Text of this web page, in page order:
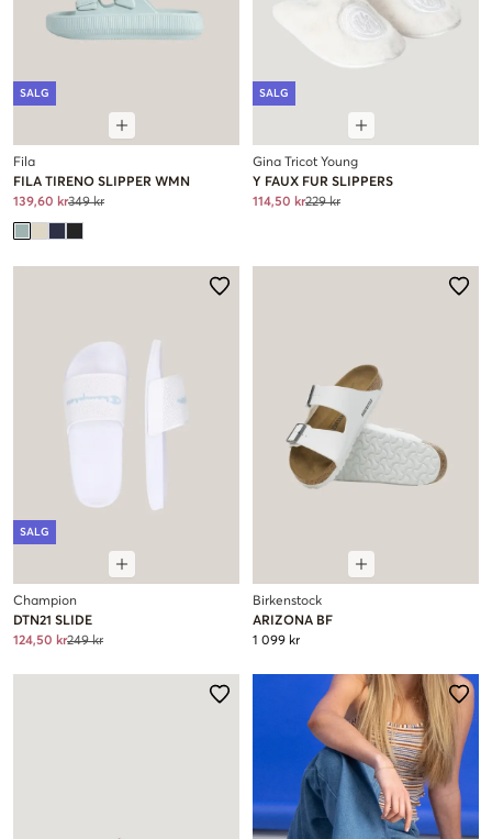
SALG
Fila
FILA TIRENO SLIPPER WMN
139,60 kr349 kr
SALG
Gina Tricot Young
Y FAUX FUR SLIPPERS
114,50 kr229 kr
SALG
Champion
DTN21 SLIDE
124,50 kr249 kr
Birkenstock
ARIZONA BF
1 099 kr